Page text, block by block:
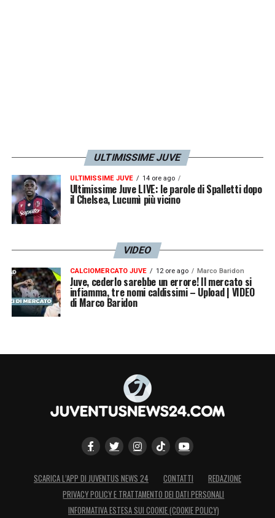
ULTIMISSIME JUVE
ULTIMISSIME JUVE 14 ore ago
Ultimissime Juve LIVE: le parole di Spalletti dopo
il Chelsea, Lucumì più vicino
VIDEO
CALCIOMERCATO JUVE 12 ore ago Marco Baridon
Juve, cederlo sarebbe un errore! Il mercato si
infiamma, tre nomi caldissimi – Upload | VIDEO
di Marco Baridon
SCARICA L’APP DI JUVENTUS NEWS 24 CONTATTI
REDAZIONE
PRIVACY POLICY E TRATTAMENTO DEI DATI PERSONALI
INFORMATIVA ESTESA SUI COOKIE (COOKIE POLICY)